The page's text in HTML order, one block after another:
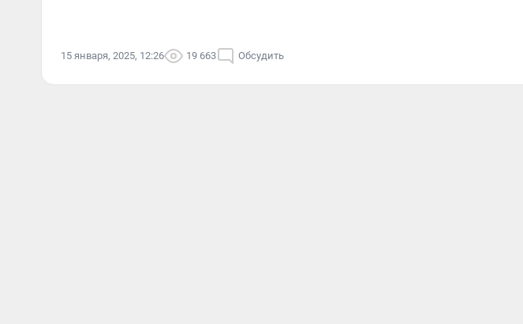
15 января, 2025, 12:26 19 663 Обсудить